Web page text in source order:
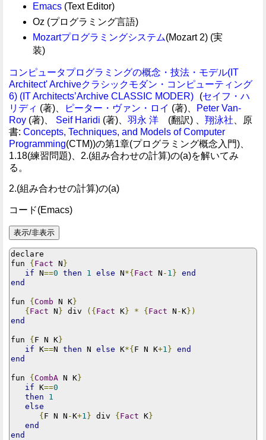
Emacs(Text Editor)
Oz (プログラミング言語)
Mozartプログラミングシステム(Mozart 2) (実
装)
コンピュータプログラミングの概念・技法・モデル(IT
Architect' Archiveクラシックモダン・コンピューティング
6) (IT Architects’Archive CLASSIC MODER)
(セイフ・ハ
リディ (著)、 ピーター・ヴァン・ロイ (著)、
Peter Van-
Roy (著)、 Seif Haridi (著)、 羽永 洋 (翻訳) 、 翔泳社 、原
書: Concepts, Techniques, and Models of Computer
Programming(CTM))の第1章(プログラミング概念入門)、
1.18(練習問題)、2.(組み合わせの計算)の(a)を解いてみ
る。
2.(組み合わせの計算)の(a)
コード(Emacs)
declare
fun { Fact N }
if N==0 then 1 else N*{ Fact N - 1 } end
end
fun { Comb N K }
{ Fact N } div ({ Fact K } * { Fact N -K })
end
fun { F N K }
if K==N then N else K*{ F N K+1 } end
end
fun { CombA N K }
if K==0
then
1
else
{ F N N -K+1 } div { Fact K }
end
end